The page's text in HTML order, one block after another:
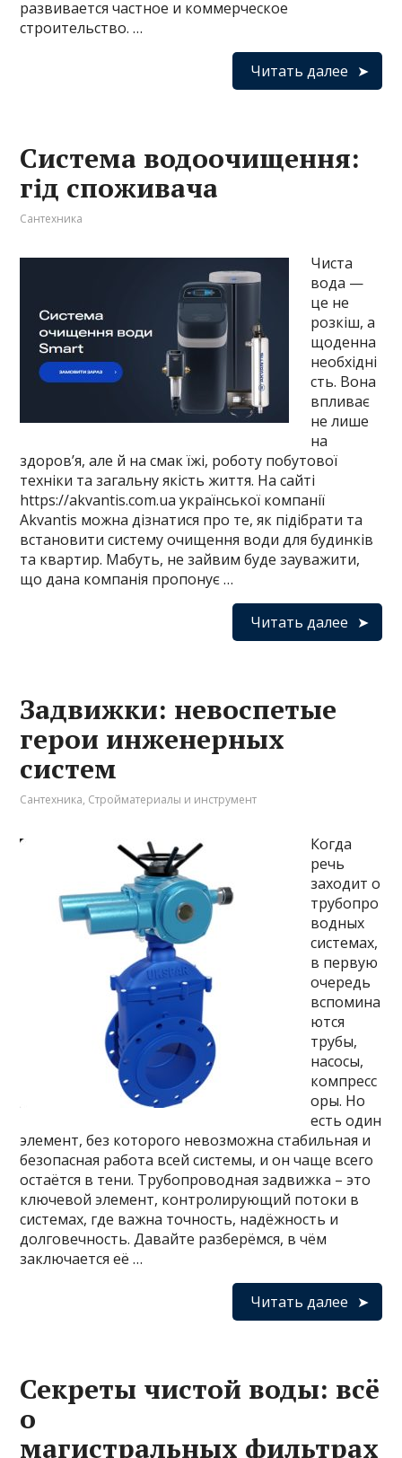
развивается частное и коммерческое
строительство. …
Читать далее
Система водоочищення:
гід споживача
Сантехника
Чиста
вода —
це не
розкіш, а
щоденна
необхідні
сть. Вона
впливає
не лише
на
здоров’я, але й на смак їжі, роботу побутової
техніки та загальну якість життя. На сайті
https://akvantis.com.ua української компанії
Akvantis можна дізнатися про те, як підібрати та
встановити систему очищення води для будинків
та квартир. Мабуть, не зайвим буде зауважити,
що дана компанія пропонує …
Читать далее
Задвижки: невоспетые
герои инженерных
систем
Сантехника, Стройматериалы и инструмент
Когда
речь
заходит о
трубопро
водных
системах,
в первую
очередь
вспомина
ются
трубы,
насосы,
компресс
оры. Но
есть один
элемент, без которого невозможна стабильная и
безопасная работа всей системы, и он чаще всего
остаётся в тени. Трубопроводная задвижка – это
ключевой элемент, контролирующий потоки в
системах, где важна точность, надёжность и
долговечность. Давайте разберёмся, в чём
заключается её …
Читать далее
Секреты чистой воды: всё
о
магистральных фильтрах